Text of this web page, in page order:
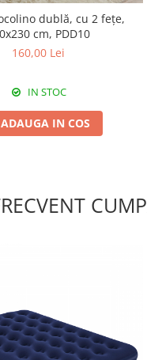
dublă, cu 2 fețe,
cm, PDD10
160,00 Lei
IN STOC
ADAUGA IN COS